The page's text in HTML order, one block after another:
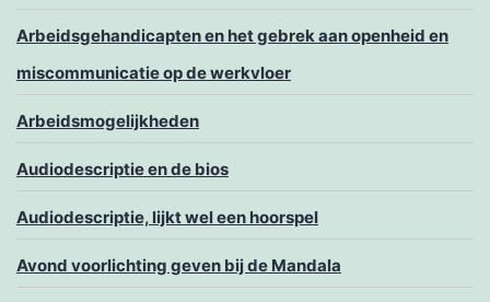
Arbeidsgehandicapten en het gebrek aan openheid en
miscommunicatie op de werkvloer
Arbeidsmogelijkheden
Audiodescriptie en de bios
Audiodescriptie, lijkt wel een hoorspel
Avond voorlichting geven bij de Mandala